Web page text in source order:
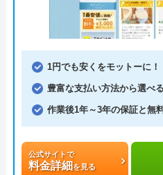
1円でも安くをモットーに！
豊富な支払い方法から選べる
作業後1年～3年の保証と無
公式サイトで
料金詳細を見る